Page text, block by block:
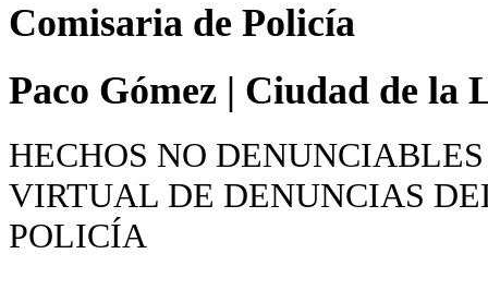
Comisaria de Policía
Paco Gómez | Ciudad de la
HECHOS NO
VIRTUAL DE DENUNCIAS
POLICÍA